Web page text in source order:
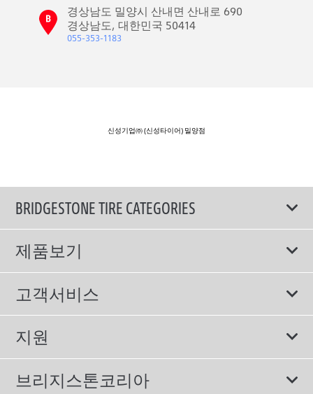
경상남도 밀양시 산내면 산내로 690
경상남도, 대한민국 50414
055-353-1183
신성기업㈜ (신성타이어) 밀양점
BRIDGESTONE TIRE CATEGORIES
제품보기
모두
스포츠 타이어
컴포트 타이어
친환경 타이어
고객서비스
보증서비스
에너지소비효율등급제도
지원
이용약관
브리지스톤코리아